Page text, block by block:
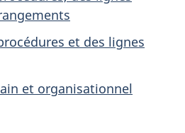
et des lignes
et organisationnel